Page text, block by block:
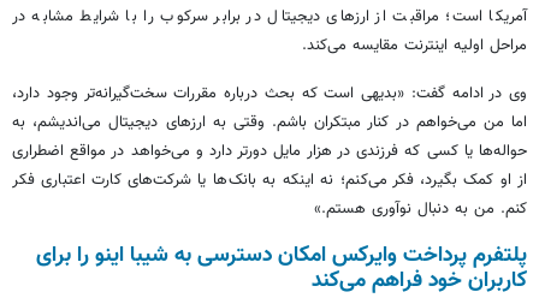
آمریکا است؛ مراقبت از ارزهای دیجیتال در برابر سرکوب را با شرایط مشابه در
مراحل اولیه اینترنت مقایسه می‌کند.
وی در ادامه گفت: «بدیهی است که بحث درباره مقررات سخت‌گیرانه‌تر وجود دارد،
اما من می‌خواهم در کنار مبتکران باشم. وقتی به ارزهای دیجیتال می‌اندیشم، به
حواله‌ها یا کسی که فرزندی در هزار مایل دورتر دارد و می‌خواهد در مواقع اضطراری
از او کمک بگیرد، فکر می‌کنم؛ نه اینکه به بانک‌ها یا شرکت‌های کارت اعتباری فکر
کنم. من به دنبال نوآوری هستم.»
پلتفرم پرداخت وایرکس امکان دسترسی به شیبا اینو را برای
کاربران خود فراهم می‌کند